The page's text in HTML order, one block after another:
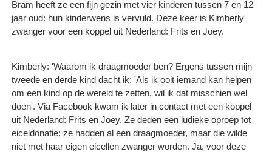
Bram heeft ze een fijn gezin met vier kinderen tussen 7 en 12
jaar oud: hun kinderwens is vervuld. Deze keer is Kimberly
zwanger voor een koppel uit Nederland: Frits en Joey.
Kimberly: 'Waarom ik draagmoeder ben? Ergens tussen mijn
tweede en derde kind dacht ik: 'Als ik ooit iemand kan helpen
om een kind op de wereld te zetten, wil ik dat misschien wel
doen'. Via Facebook kwam ik later in contact met een koppel
uit Nederland: Frits en Joey. Ze deden een ludieke oproep tot
eiceldonatie: ze hadden al een draagmoeder, maar die wilde
niet met haar eigen eicellen zwanger worden. Ja, voor deze